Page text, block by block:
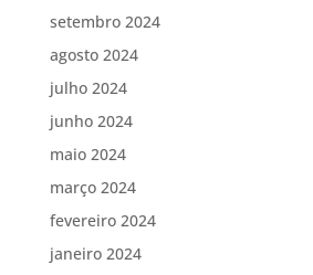
setembro 2024
agosto 2024
julho 2024
junho 2024
maio 2024
março 2024
fevereiro 2024
janeiro 2024